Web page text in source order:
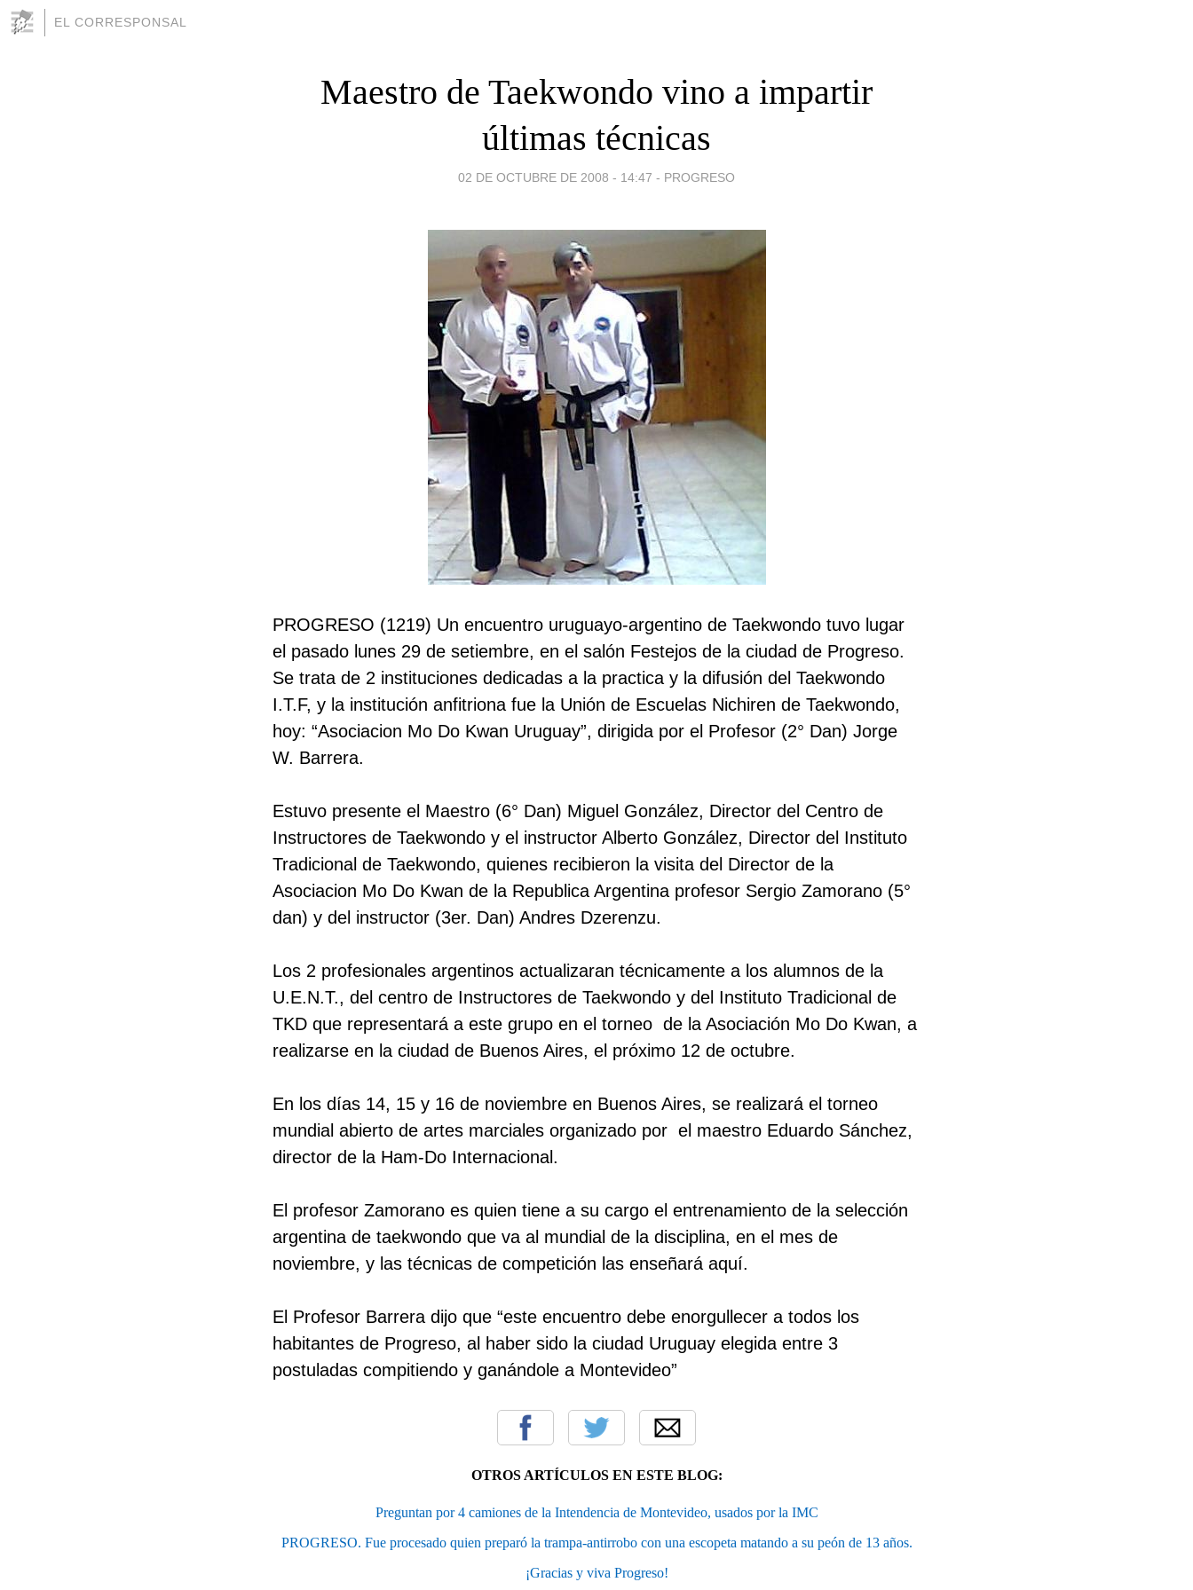
EL CORRESPONSAL
Maestro de Taekwondo vino a impartir
últimas técnicas
02 DE OCTUBRE DE 2008 - 14:47 - PROGRESO
PROGRESO (1219) Un encuentro uruguayo-argentino de Taekwondo tuvo lugar
el pasado lunes 29 de setiembre, en el salón Festejos de la ciudad de Progreso.
Se trata de 2 instituciones dedicadas a la practica y la difusión del Taekwondo
I.T.F, y la institución anfitriona fue la Unión de Escuelas Nichiren de Taekwondo,
hoy: “Asociacion Mo Do Kwan Uruguay”, dirigida por el Profesor (2° Dan) Jorge
W. Barrera.
Estuvo presente el Maestro (6° Dan) Miguel González, Director del Centro de
Instructores de Taekwondo y el instructor Alberto González, Director del Instituto
Tradicional de Taekwondo, quienes recibieron la visita del Director de la
Asociacion Mo Do Kwan de la Republica Argentina profesor Sergio Zamorano (5°
dan) y del instructor (3er. Dan) Andres Dzerenzu.
Los 2 profesionales argentinos actualizaran técnicamente a los alumnos de la
U.E.N.T., del centro de Instructores de Taekwondo y del Instituto Tradicional de
TKD que representará a este grupo en el torneo de la Asociación Mo Do Kwan, a
realizarse en la ciudad de Buenos Aires, el próximo 12 de octubre.
En los días 14, 15 y 16 de noviembre en Buenos Aires, se realizará el torneo
mundial abierto de artes marciales organizado por el maestro Eduardo Sánchez,
director de la Ham-Do Internacional.
El profesor Zamorano es quien tiene a su cargo el entrenamiento de la selección
argentina de taekwondo que va al mundial de la disciplina, en el mes de
noviembre, y las técnicas de competición las enseñará aquí.
El Profesor Barrera dijo que “este encuentro debe enorgullecer a todos los
habitantes de Progreso, al haber sido la ciudad Uruguay elegida entre 3
postuladas compitiendo y ganándole a Montevideo”
OTROS ARTÍCULOS EN ESTE BLOG:
Preguntan por 4 camiones de la Intendencia de Montevideo, usados por la IMC
PROGRESO. Fue procesado quien preparó la trampa-antirrobo con una escopeta matando a su peón de 13 años.
¡Gracias y viva Progreso!